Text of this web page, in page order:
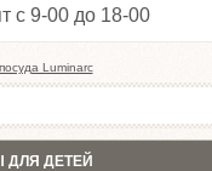
с 9-00 до 18-00
посуда Luminarc
ДЛЯ ДЕТЕЙ